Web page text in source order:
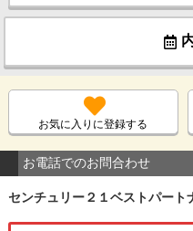
お気に入りに登録する
お電話でのお問合わせ
センチュリー２１ベストパート